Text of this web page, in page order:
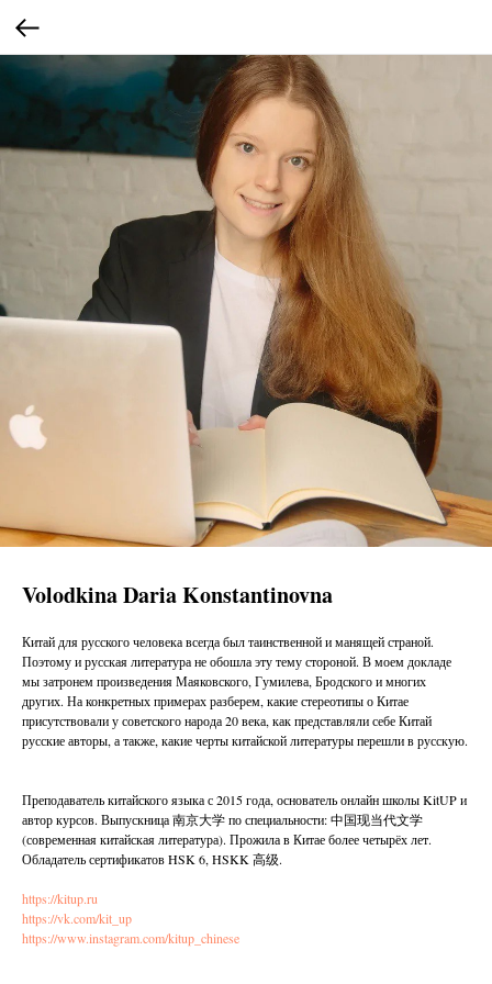
Volodkina Daria Konstantinovna
Китай для русского человека всегда был таинственной и манящей страной.
Поэтому и русская литература не обошла эту тему стороной. В моем докладе
мы затронем произведения Маяковского, Гумилева, Бродского и многих
других. На конкретных примерах разберем, какие стереотипы о Китае
присутствовали у советского народа 20 века, как представляли себе Китай
русские авторы, а также, какие черты китайской литературы перешли в русскую.
Преподаватель китайского языка с 2015 года, основатель онлайн школы KitUP и
автор курсов. Выпускница 南京大学 по специальности: 中国现当代文学
(современная китайская литература). Прожила в Китае более четырёх лет.
Обладатель сертификатов HSK 6, HSKK 高级.
https://kitup.ru
https://vk.com/kit_up
https://www.instagram.com/kitup_chinese